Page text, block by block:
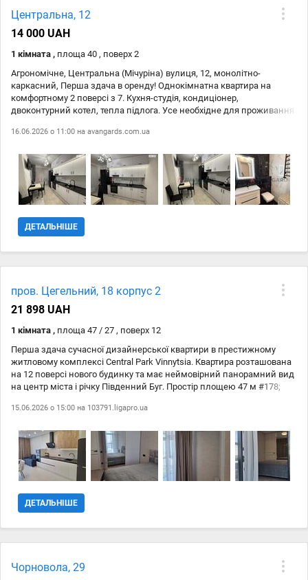
Центральна, 12
14 000 UAH
1 кімната , площа 40 , поверх 2
Агрономічне, Центральна (Мічуріна) вулиця, 12, монолітно-
каркасний, Перша здача в оренду! Однокімнатна квартира на
комфортному 2 поверсі з 7. Кухня-студія, кондиціонер,
двоконтурний котел, тепла підлога. Усе необхідне для проживання
Нова пошта, магазини та інша необхідна інфраструктура. Квартира
16.06.2026 о 11:00 на avangards.com.ua
ДЕТАЛЬНІШЕ
пров. Цегельний, 18 корпус 2
21 898 UAH
1 кімната , площа 47 / 27 , поверх 12
Перша здача сучасної дизайнерської квартири в престижному
житловому комплексі Central Park Vinnytsia. Квартира розташована
на 12 поверсі нового будинку та має неймовірний панорамний вид
на центр міста і річку Південний Буг. Простір площею 47 м #178;
стильний інтерєр, якісні оздоблювальні матеріали та великі
особливу атмосферу комфорту. Помешкання повністю готове до
проживання: сучасні меблі, необхідна побутова техніка,
швидкісний Wi-Fi, бойлер та резервне живлення. Навіть під час
відключень електроенергії працюють інтернет, водопостачання,
територією, цілодобовою охороною та контрольованим доступом.
Для мешканців передбачено комфортне та безпечне середовище
15.06.2026 о 15:00 на 103791.ligapro.ua
ДЕТАЛЬНІШЕ
Чорновола, 29